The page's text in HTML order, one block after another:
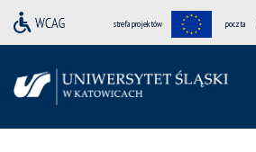
strefa projektów poczta